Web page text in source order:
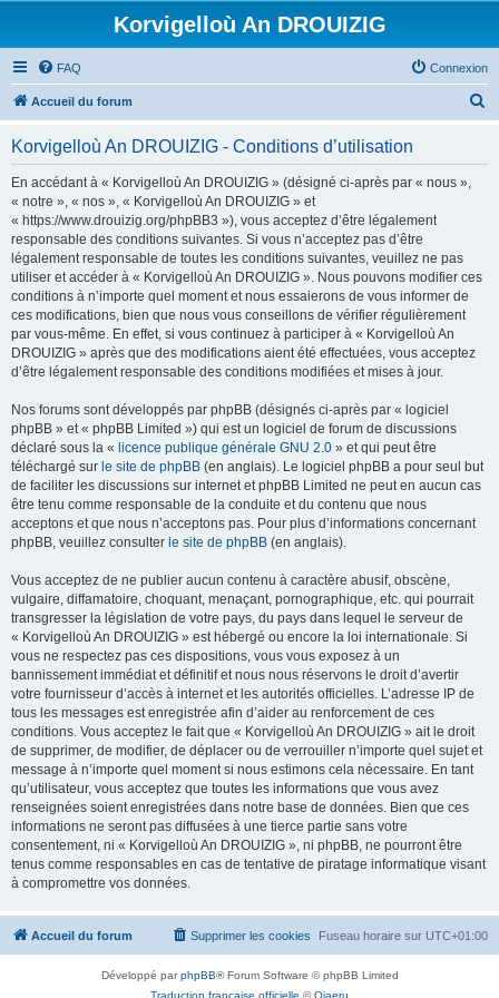
Korvigelloù An DROUIZIG
FAQ Connexion
Accueil du forum
Korvigelloù An DROUIZIG - Conditions d’utilisation
En accédant à « Korvigelloù An DROUIZIG » (désigné ci-après par « nous »,
« notre », « nos », « Korvigelloù An DROUIZIG » et
« https://www.drouizig.org/phpBB3 »), vous acceptez d’être légalement
responsable des conditions suivantes. Si vous n’acceptez pas d’être
légalement responsable de toutes les conditions suivantes, veuillez ne pas
utiliser et accéder à « Korvigelloù An DROUIZIG ». Nous pouvons modifier ces
conditions à n’importe quel moment et nous essaierons de vous informer de
ces modifications, bien que nous vous conseillons de vérifier régulièrement
par vous-même. En effet, si vous continuez à participer à « Korvigelloù An
DROUIZIG » après que des modifications aient été effectuées, vous acceptez
d’être légalement responsable des conditions modifiées et mises à jour.
Nos forums sont développés par phpBB (désignés ci-après par « logiciel
phpBB » et « phpBB Limited ») qui est un logiciel de forum de discussions
déclaré sous la « licence publique générale GNU 2.0 » et qui peut être
téléchargé sur le site de phpBB (en anglais). Le logiciel phpBB a pour seul but
de faciliter les discussions sur internet et phpBB Limited ne peut en aucun cas
être tenu comme responsable de la conduite et du contenu que nous
acceptons et que nous n’acceptons pas. Pour plus d’informations concernant
phpBB, veuillez consulter le site de phpBB (en anglais).
Vous acceptez de ne publier aucun contenu à caractère abusif, obscène,
vulgaire, diffamatoire, choquant, menaçant, pornographique, etc. qui pourrait
transgresser la législation de votre pays, du pays dans lequel le serveur de
« Korvigelloù An DROUIZIG » est hébergé ou encore la loi internationale. Si
vous ne respectez pas ces dispositions, vous vous exposez à un
bannissement immédiat et définitif et nous nous réservons le droit d’avertir
votre fournisseur d’accès à internet et les autorités officielles. L’adresse IP de
tous les messages est enregistrée afin d’aider au renforcement de ces
conditions. Vous acceptez le fait que « Korvigelloù An DROUIZIG » ait le droit
de supprimer, de modifier, de déplacer ou de verrouiller n’importe quel sujet et
message à n’importe quel moment si nous estimons cela nécessaire. En tant
qu’utilisateur, vous acceptez que toutes les informations que vous avez
renseignées soient enregistrées dans notre base de données. Bien que ces
informations ne seront pas diffusées à une tierce partie sans votre
consentement, ni « Korvigelloù An DROUIZIG », ni phpBB, ne pourront être
tenus comme responsables en cas de tentative de piratage informatique visant
à compromettre vos données.
Accueil du forum Fuseau horaire sur UTC+01:00
Supprimer les cookies
Développé parphpBB® Forum Software © phpBB Limited
Traduction française officielle ©Qiaeru